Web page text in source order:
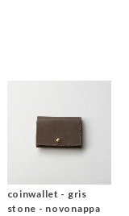
coinwallet - gris
stone - novonappa